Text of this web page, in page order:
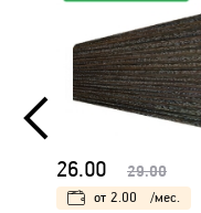
26.00 29.00
от 2.00 /мес.